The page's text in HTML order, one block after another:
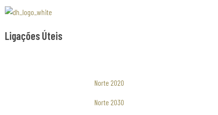
Ligações Úteis
Norte 2020
Norte 2030